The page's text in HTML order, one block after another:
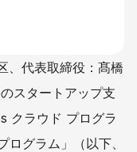
、代表取締役：髙橋
スタートアップ支
クラウド プログラ
グラム」（以下、